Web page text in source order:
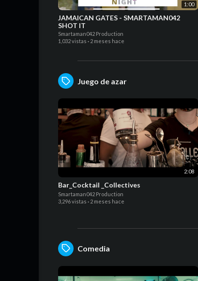
1:00
JAMAICAN GATES - SMARTAMAN042
SHOT IT
Smartaman042 Production
1,032 vistas · 2 meses hace
Juego de azar
2:08
Bar_Cocktail _Collectives
Smartaman042 Production
3,296 vistas · 2 meses hace
Comedia